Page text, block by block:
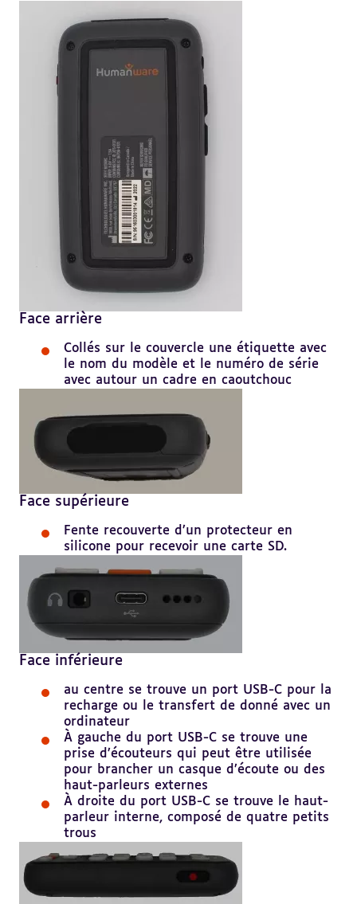
Face arrière
Collés sur le couvercle une étiquette avec
le nom du modèle et le numéro de série
avec autour un cadre en caoutchouc
Face supérieure
Fente recouverte d’un protecteur en
silicone pour recevoir une carte SD.
Face inférieure
au centre se trouve un port USB-C pour la
recharge ou le transfert de donné avec un
ordinateur
À gauche du port USB-C se trouve une
prise d’écouteurs qui peut être utilisée
pour brancher un casque d’écoute ou des
haut-parleurs externes
À droite du port USB-C se trouve le haut-
parleur interne, composé de quatre petits
trous